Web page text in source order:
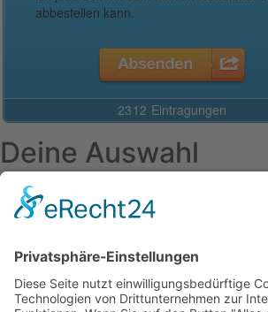
Deine Auswahl
Startseite
Aktuelles Blog
Ausgaben online lesen
Über uns
Startseite